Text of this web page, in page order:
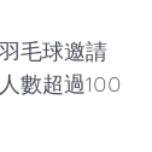
毛球邀請
數超過100